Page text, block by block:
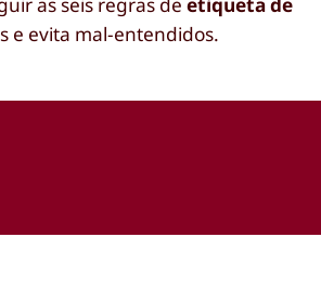
e evita mal-entendidos.